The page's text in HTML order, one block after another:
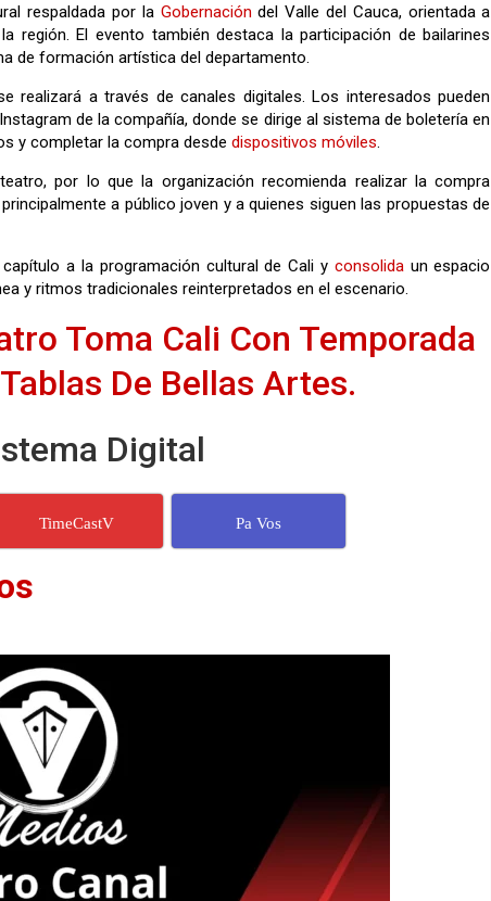
respaldada por la Gobernación del Valle del Cauca, orientada a
región. El evento también destaca la participación de bailarines
de formación artística del departamento.
realizará a través de canales digitales. Los interesados pueden
de la compañía, donde se dirige al sistema de boletería en
y completar la compra desde dispositivos móviles.
por lo que la organización recomienda realizar la compra
a público joven y a quienes siguen las propuestas de
a la programación cultural de Cali y consolidaun espacio
y ritmos tradicionales reinterpretados en el escenario.
Toma Cali Con Temporada
De Bellas Artes.
Digital
TimeCastV Pa Vos